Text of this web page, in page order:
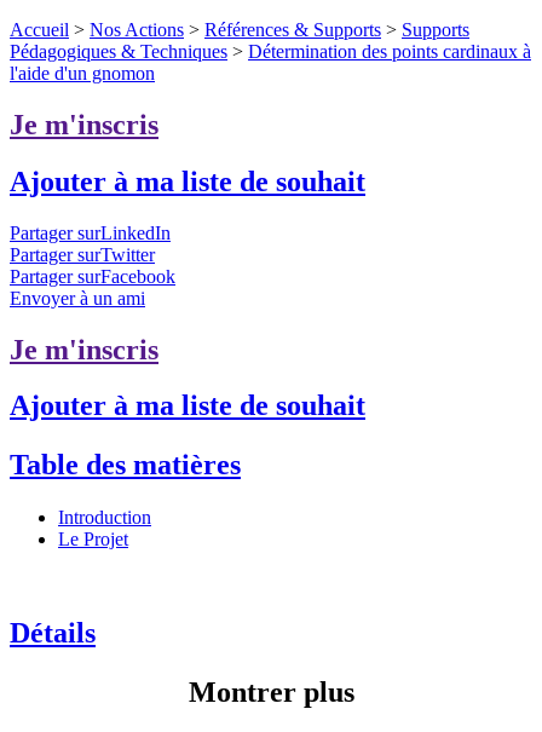
Accueil > Nos Actions > Références & Supports > Supports
Pédagogiques & Techniques > Détermination des points cardinaux à
l'aide d'un gnomon
Je m'inscris
Ajouter à ma liste de souhait
Partager surLinkedIn
Partager surTwitter
Partager surFacebook
Envoyer à un ami
Je m'inscris
Ajouter à ma liste de souhait
Table des matières
Introduction
Le Projet
Détails
Montrer plus